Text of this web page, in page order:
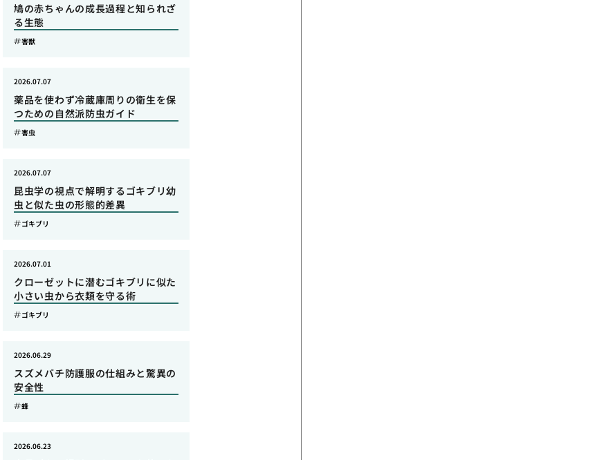
鳩の赤ちゃんの成長過程と知られざ
る生態
害獣
薬品を使わず冷蔵庫周りの衛生を保
つための自然派防虫ガイド
2026.07.07
害虫
昆虫学の視点で解明するゴキブリ幼
虫と似た虫の形態的差異
2026.07.07
ゴキブリ
クローゼットに潜むゴキブリに似た
小さい虫から衣類を守る術
2026.07.01
ゴキブリ
スズメバチ防護服の仕組みと驚異の
安全性
2026.06.29
蜂
2026.06.23